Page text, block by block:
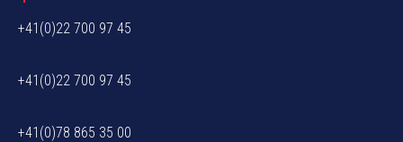
+41(0)22 700 97 45
+41(0)22 700 97 45
+41(0)78 865 35 00